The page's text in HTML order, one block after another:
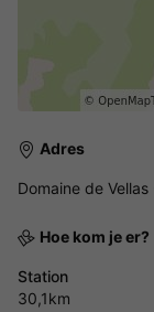
Adres
Domaine de
Hoe kom je er?
Station
30,1km